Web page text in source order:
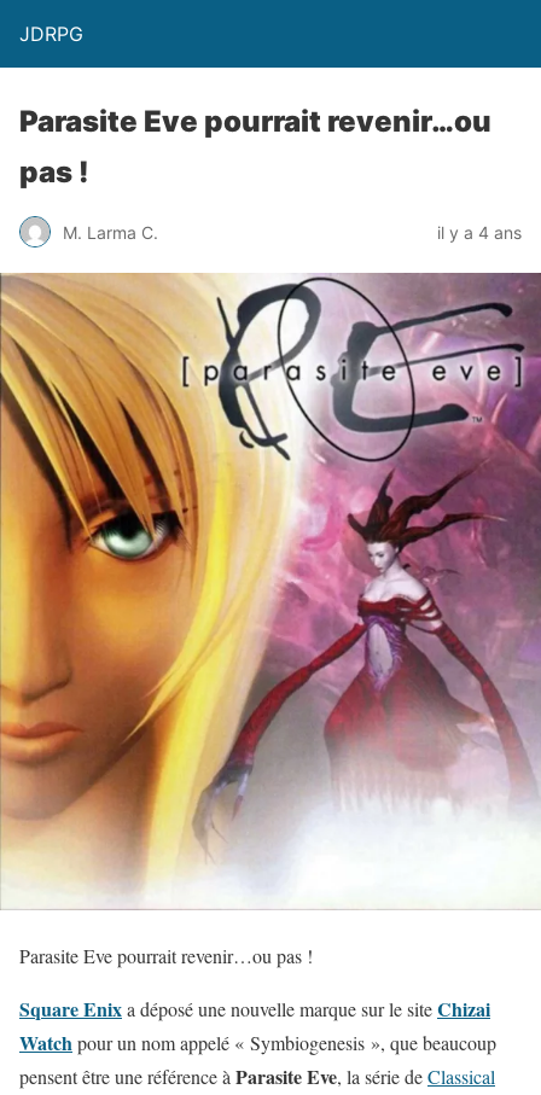
JDRPG
Parasite Eve pourrait revenir…ou
pas !
M. Larma C. il y a 4 ans
Parasite Eve pourrait revenir…ou pas !
Square Enixa déposé une nouvelle marque sur le siteChizai
Watchpour un nom appelé « Symbiogenesis », que beaucoup
pensent être une référence à Parasite Eve, la série deClassical